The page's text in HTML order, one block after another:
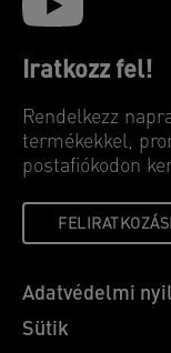
Iratkozz fel!
Rendelkezz
termékekkel,
postafiókodon
Adatvédelmi
Sütik